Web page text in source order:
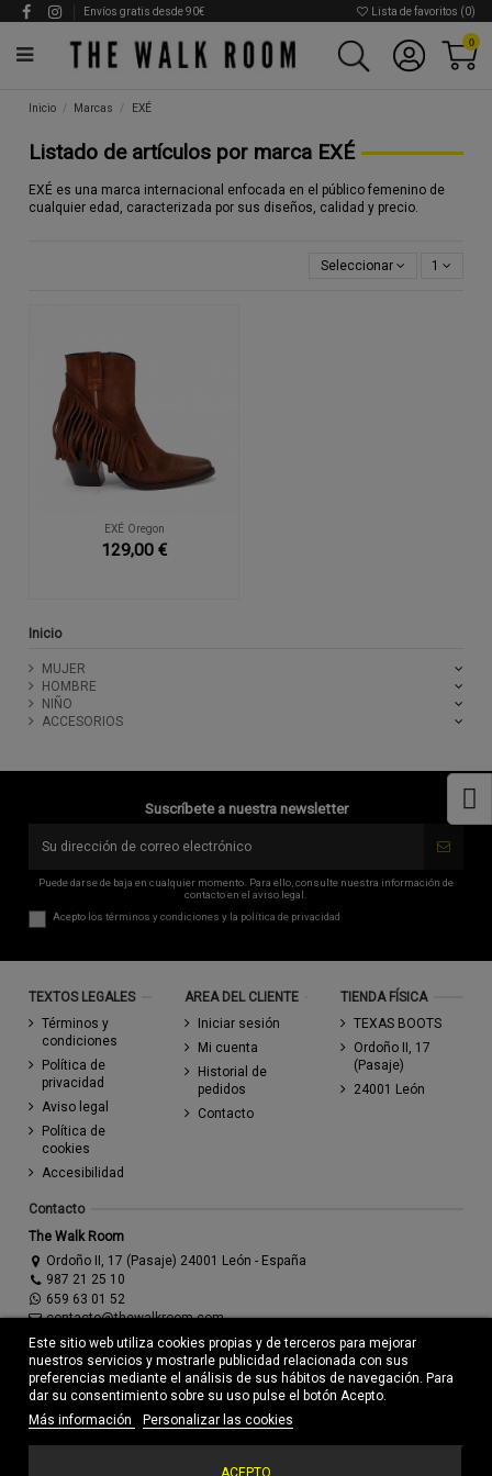
Envíos gratis desde 90€ Lista de favoritos (0)
0
Inicio Marcas EXÉ
Listado de artículos por marca EXÉ
EXÉ es una marca internacional enfocada en el público femenino de
cualquier edad, caracterizada por sus diseños, calidad y precio.
Seleccionar 1
EXÉ Oregon
129,00 €
Inicio
MUJER
HOMBRE
NIÑO
ACCESORIOS
Suscríbete a nuestra newsletter
Puede darse de baja en cualquier momento. Para ello, consulte nuestra información de
contacto en el aviso legal.
Acepto lostérminos y condiciones y la política de privacidad
TEXTOS LEGALES
Términos y
condiciones
Política de
privacidad
Aviso legal
Política de
cookies
Accesibilidad
AREA DEL CLIENTE
Iniciar sesión
Mi cuenta
Historial de
pedidos
Contacto
TIENDA FÍSICA
TEXAS BOOTS
Ordoño II, 17
(Pasaje)
24001 León
Contacto
The Walk Room
Ordoño II, 17 (Pasaje) 24001 León - España
987 21 25 10
659 63 01 52
contacto@thewalkroom.com
Este sitio web utiliza cookies propias y de terceros para mejorar
nuestros servicios y mostrarle publicidad relacionada con sus
preferencias mediante el análisis de sus hábitos de navegación. Para
dar su consentimiento sobre su uso pulse el botón Acepto.
Más información
Personalizar las cookies
ACEPTO
© Todos los derechos reservados - Powered by